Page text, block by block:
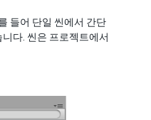
들어 단일 씬에서 간단
다. 씬은 프로젝트에서